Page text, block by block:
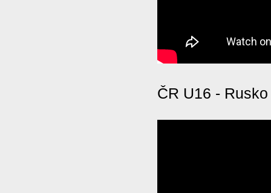
ČR U16 -